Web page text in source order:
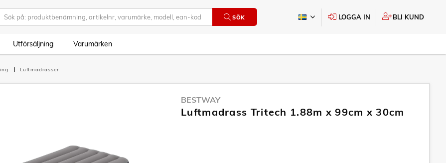
SÖK LOGGA IN BLI KUND
Utförsäljning Varumärken
Luftmadrasser
BESTWAY
Luftmadrass Tritech 1.88m x 99cm x 30cm